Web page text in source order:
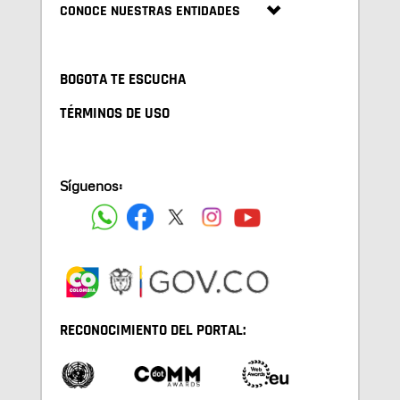
CONOCE NUESTRAS ENTIDADES
BOGOTA TE ESCUCHA
TÉRMINOS DE USO
Síguenos:
RECONOCIMIENTO DEL PORTAL: